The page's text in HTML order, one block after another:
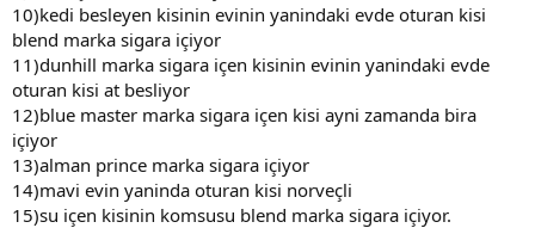
10)kedi besleyen kisinin evinin yanindaki evde oturan kisi
blend marka sigara içiyor
11)dunhill marka sigara içen kisinin evinin yanindaki evde
oturan kisi at besliyor
12)blue master marka sigara içen kisi ayni zamanda bira
içiyor
13)alman prince marka sigara içiyor
14)mavi evin yaninda oturan kisi norveçli
15)su içen kisinin komsusu blend marka sigara içiyor.